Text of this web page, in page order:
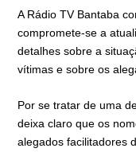
A Rádio TV Bantaba
compromete-se a
detalhes sobre a
vítimas e sobre os
Por se tratar de uma
deixa claro que os
alegados facilitadores